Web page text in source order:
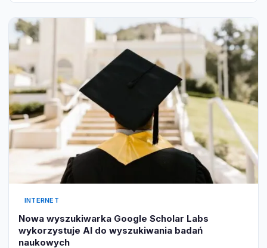
INTERNET
Nowa wyszukiwarka Google Scholar Labs
wykorzystuje AI do wyszukiwania badań
naukowych